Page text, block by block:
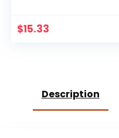
Jezus Christus Op
$15.33
Description